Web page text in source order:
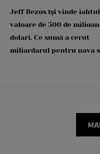
Jeff Bezos își vinde
valoare de 500 de
dolari. Ce sumă a cerut
miliardarul pentru nava